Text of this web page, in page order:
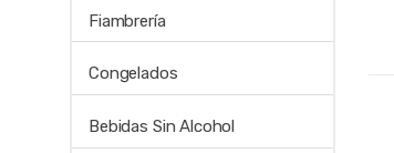
Fiambrería
Congelados
Bebidas Sin Alcohol